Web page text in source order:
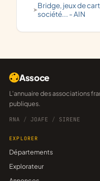
bridge, jeux de cartes, échecs, dames, jeux de
société... - AIN
Assoce
L'annuaire des associations françaises, construit sur les données
publiques.
RNA / JOAFE / SIRENE
EXPLORER
Départements
Explorateur